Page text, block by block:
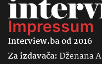
Impressum
Interview.ba od 2016
Za izdavača:Dženana